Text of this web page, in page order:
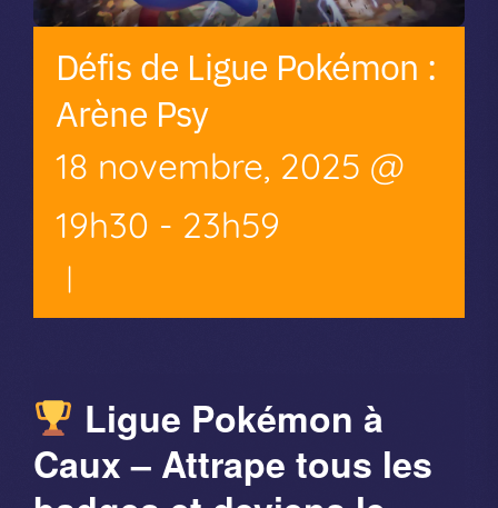
Défis de Ligue Pokémon :
Arène Psy
18 novembre, 2025 @
19h30 - 23h59
|
Ligue Pokémon à
Caux – Attrape tous les